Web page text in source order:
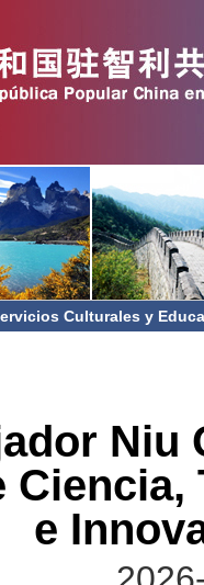
Culturales y
Niu
e